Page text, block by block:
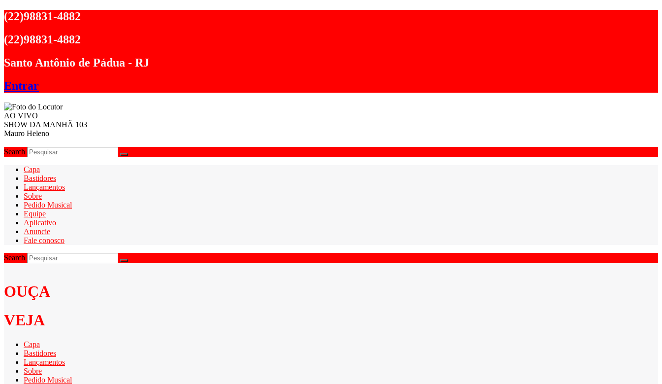
Ir
para
conteúdo
(22)98831-4882
(22)98831-4882
Santo Antônio de Pádua - RJ
Entrar
AO VIVO
SHOW DA MANHÃ 103
Mauro Heleno
Search
Capa
Bastidores
Lançamentos
Sobre
Pedido Musical
Equipe
Aplicativo
Anuncie
Fale conosco
Search
OUÇA
VEJA
Capa
Bastidores
Lançamentos
Sobre
Pedido Musical